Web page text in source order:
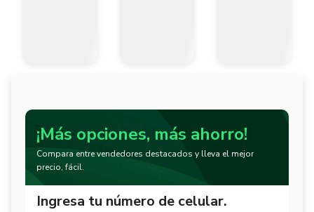
¡Más opciones, más ahorro!
Compara entre vendedores destacados y lleva el mejor
precio, fácil.
Ingresa tu número de celular.